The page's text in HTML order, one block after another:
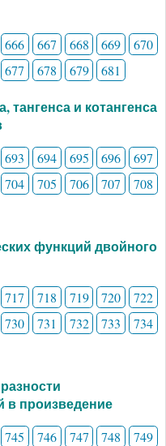
666 667 668 669
670
677 678 679 681
тангенса и котангенса
693 694 695 696
697
704 705 706 707
708
функций двойного
717 718 719 720
722
730 731 732 733
734
в произведение
745 746 747 748
749